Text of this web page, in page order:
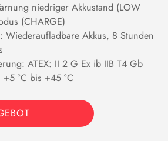
niedriger Akkustand (LOW
(CHARGE)
Wiederaufladbare Akkus, 8 Stunden
ATEX: II 2 G Ex ib IIB T4 Gb
°C bis +45 °C